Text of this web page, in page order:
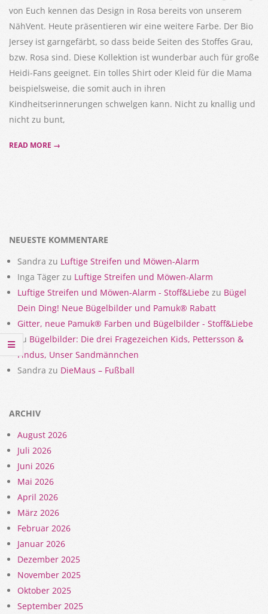
von Euch kennen das Design in Rosa bereits von unserem
NähVent. Heute präsentieren wir eine weitere Farbe. Der Bio
Jersey ist garngefärbt, so dass beide Seiten des Stoffes Grau,
bzw. Rosa sind. Diese Kollektion ist wunderbar auch für große
Heidi-Fans geeignet. Ein tolles Shirt oder Kleid für die Mama
beispielsweise, die somit auch in ihren
Kindheitserinnerungen schwelgen kann. Nicht zu knallig und
nicht zu bunt,
READ MORE →
NEUESTE KOMMENTARE
Sandra zu Luftige Streifen und Möwen-Alarm
Inga Täger zu Luftige Streifen und Möwen-Alarm
Luftige Streifen und Möwen-Alarm - Stoff&Liebe zu Bügel
Dein Ding! Neue Bügelbilder und Pamuk® Rabatt
Gitter, neue Pamuk® Farben und Bügelbilder - Stoff&Liebe
zu Bügelbilder: Die drei Fragezeichen Kids, Pettersson &
Findus, Unser Sandmännchen
Sandra zu DieMaus – Fußball
ARCHIV
August 2026
Juli 2026
Juni 2026
Mai 2026
April 2026
März 2026
Februar 2026
Januar 2026
Dezember 2025
November 2025
Oktober 2025
September 2025